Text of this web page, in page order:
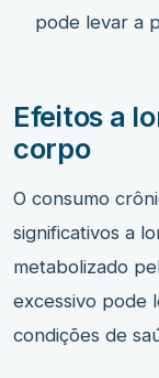
pode levar a
Efeitos a
corpo
O consumo
significativos a
metabolizado
excessivo pode
condições de